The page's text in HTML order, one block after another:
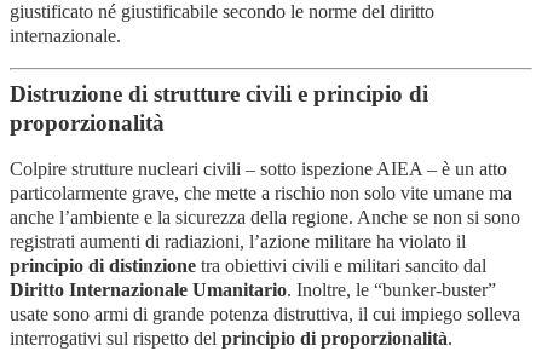
giustificato né giustificabile secondo le norme del diritto
internazionale.
Distruzione di strutture civili e principio di
proporzionalità
Colpire strutture nucleari civili – sotto ispezione AIEA – è un atto
particolarmente grave, che mette a rischio non solo vite umane ma
anche l’ambiente e la sicurezza della regione. Anche se non si sono
registrati aumenti di radiazioni, l’azione militare ha violato il
principio di distinzione tra obiettivi civili e militari sancito dal
Diritto Internazionale Umanitario. Inoltre, le “bunker-buster”
usate sono armi di grande potenza distruttiva, il cui impiego solleva
interrogativi sul rispetto del principio di proporzionalità.